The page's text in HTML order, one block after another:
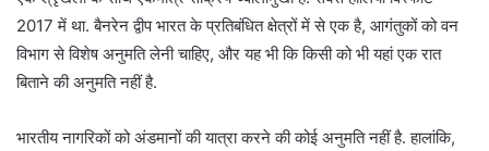
2017 में था. बैनरेन द्वीप भारत के प्रतिबंधित क्षेत्रों में से एक है, आगंतुकों को वन
विभाग से विशेष अनुमति लेनी चाहिए, और यह भी कि किसी को भी यहां एक रात
बिताने की अनुमति नहीं है.
भारतीय नागरिकों को अंडमानों की यात्रा करने की कोई अनुमति नहीं है. हालांकि,